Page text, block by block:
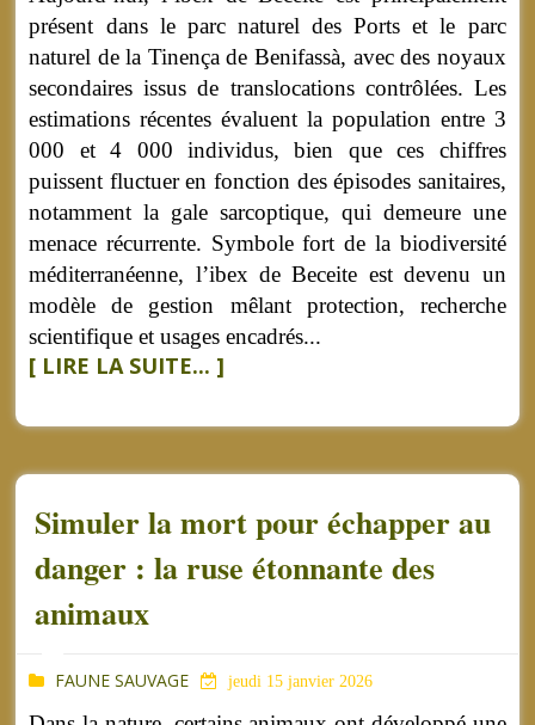
présent dans le parc naturel des Ports et le parc
naturel de la Tinença de Benifassà, avec des noyaux
secondaires issus de translocations contrôlées. Les
estimations récentes évaluent la population entre 3
000 et 4 000 individus, bien que ces chiffres
puissent fluctuer en fonction des épisodes sanitaires,
notamment la gale sarcoptique, qui demeure une
menace récurrente. Symbole fort de la biodiversité
méditerranéenne, l’ibex de Beceite est devenu un
modèle de gestion mêlant protection, recherche
scientifique et usages encadrés...
[ LIRE LA SUITE... ]
Simuler la mort pour échapper au
danger : la ruse étonnante des
animaux
FAUNE SAUVAGE jeudi 15 janvier 2026